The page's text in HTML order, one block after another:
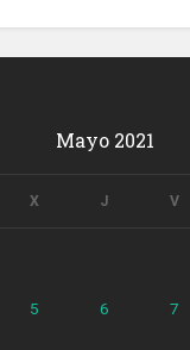
Mayo 2021
X J V
5 6 7